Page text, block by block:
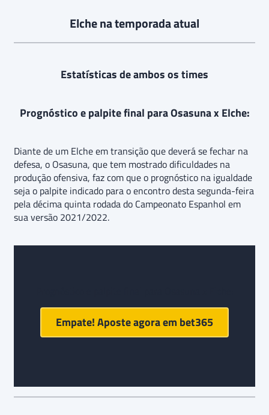
Elche na temporada atual
Estatísticas de ambos os times
Prognóstico e palpite final para Osasuna x Elche:
Diante de um Elche em transição que deverá se fechar na
defesa, o Osasuna, que tem mostrado dificuldades na
produção ofensiva, faz com que o prognóstico na igualdade
seja o palpite indicado para o encontro desta segunda-feira
pela décima quinta rodada do Campeonato Espanhol em
sua versão 2021/2022.
Empate! Aposte agora em bet365